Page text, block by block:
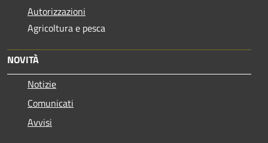
Autorizzazioni
Agricoltura e pesca
NOVITÀ
Notizie
Comunicati
Avvisi